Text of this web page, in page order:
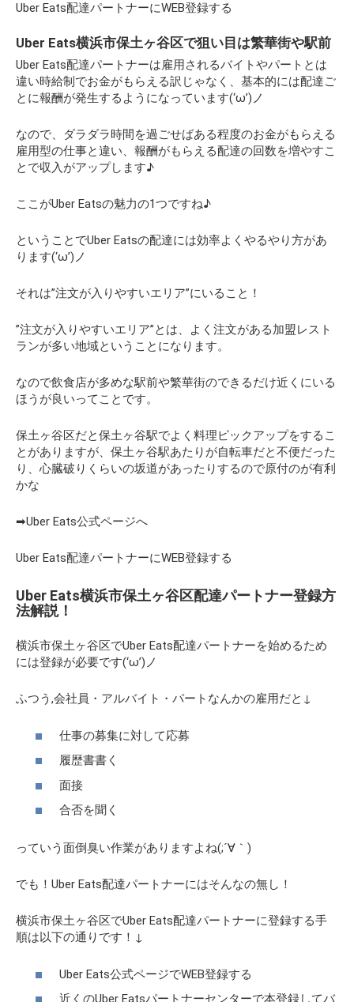
Uber Eats配達パートナーにWEB登録する
Uber Eats横浜市保土ヶ谷区で狙い目は繁華街や駅前
Uber Eats配達パートナーは雇用されるバイトやパートとは
違い時給制でお金がもらえる訳じゃなく、基本的には配達ご
とに報酬が発生するようになっています(‘ω’)ノ
なので、ダラダラ時間を過ごせばある程度のお金がもらえる
雇用型の仕事と違い、報酬がもらえる配達の回数を増やすこ
とで収入がアップします♪
ここがUber Eatsの魅力の1つですね♪
ということでUber Eatsの配達には効率よくやるやり方があ
ります(‘ω’)ノ
それは”注文が入りやすいエリア”にいること！
”注文が入りやすいエリア”とは、よく注文がある加盟レスト
ランが多い地域ということになります。
なので飲食店が多めな駅前や繁華街のできるだけ近くにいる
ほうが良いってことです。
保土ヶ谷区だと保土ヶ谷駅でよく料理ピックアップをするこ
とがありますが、保土ヶ谷駅あたりが自転車だと不便だった
り、心臓破りくらいの坂道があったりするので原付のが有利
かな
➡Uber Eats公式ページへ
Uber Eats配達パートナーにWEB登録する
Uber Eats横浜市保土ヶ谷区配達パートナー登録方
法解説！
横浜市保土ヶ谷区でUber Eats配達パートナーを始めるため
には登録が必要です(‘ω’)ノ
ふつう,会社員・アルバイト・パートなんかの雇用だと↓
仕事の募集に対して応募
履歴書書く
面接
合否を聞く
っていう面倒臭い作業がありますよね(;´∀｀)
でも！Uber Eats配達パートナーにはそんなの無し！
横浜市保土ヶ谷区でUber Eats配達パートナーに登録する手
順は以下の通りです！↓
Uber Eats公式ページでWEB登録する
近くのUber Eatsパートナーセンターで本登録してバ